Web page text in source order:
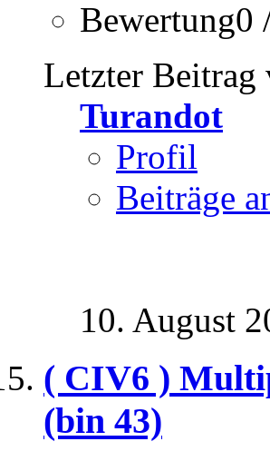
Bewertung0
Letzter Beitrag
Turandot
Profil
Beiträge
10. August
( CIV6 )
(bin 43)